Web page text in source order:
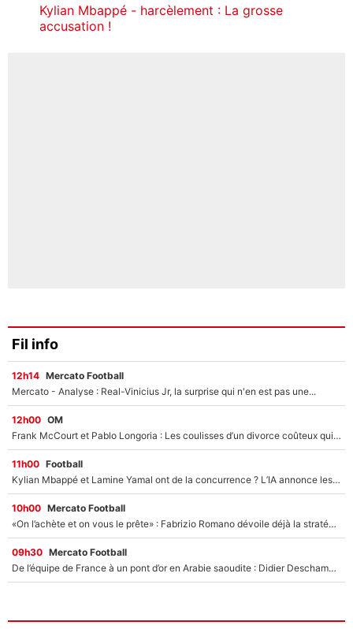
Kylian Mbappé - harcèlement : La grosse
accusation !
Fil info
12h14 Mercato Football
Mercato - Analyse : Real-Vinicius Jr, la surprise qui n'en est pas une...
12h00 OM
Frank McCourt et Pablo Longoria : Les coulisses d’un divorce coûteux qui ruine l’OM à petit feu…
11h00 Football
Kylian Mbappé et Lamine Yamal ont de la concurrence ? L’IA annonce les 5 joueurs qui vont dominer le football dans les années à venir !
10h00 Mercato Football
«On l’achète et on vous le prête» : Fabrizio Romano dévoile déjà la stratégie du PSG avec le transfert de Zion Suzuki !
09h30 Mercato Football
De l’équipe de France à un pont d’or en Arabie saoudite : Didier Deschamps a donné sa réponse !